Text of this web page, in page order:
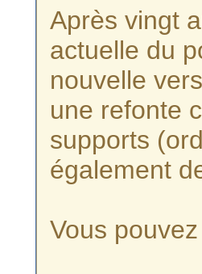
Après vingt
actuelle du
nouvelle
une refonte
supports
également
Vous